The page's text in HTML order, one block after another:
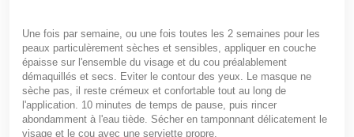
Une fois par semaine, ou une fois toutes les 2 semaines pour les
peaux particulèrement sèches et sensibles, appliquer en couche
épaisse sur l'ensemble du visage et du cou préalablement
démaquillés et secs. Eviter le contour des yeux. Le masque ne
sèche pas, il reste crémeux et confortable tout au long de
l'application. 10 minutes de temps de pause, puis rincer
abondamment à l'eau tiède. Sécher en tamponnant délicatement le
visage et le cou avec une serviette propre.